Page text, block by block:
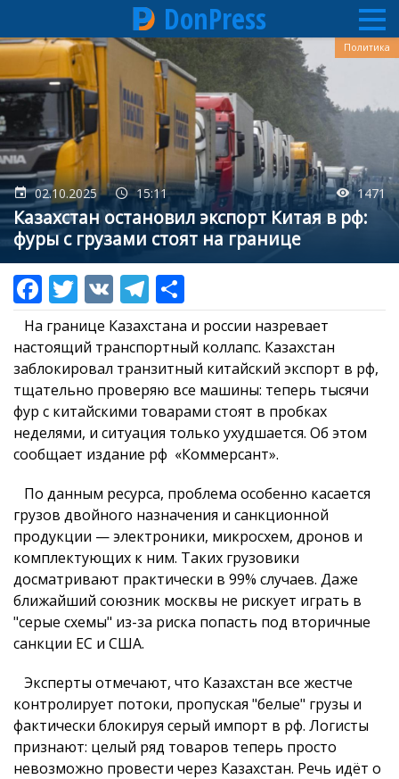
Перейти
к
основному
содержанию
DonPress
02.10.2025 15:11 1471
Казахстан остановил экспорт Китая в рф:
фуры с грузами стоят на границе
Политика
На границе Казахстана и россии назревает
настоящий транспортный коллапс. Казахстан
заблокировал транзитный китайский экспорт в рф,
тщательно проверяю все машины: теперь тысячи
фур с китайскими товарами стоят в пробках
неделями, и ситуация только ухудшается. Об этом
сообщает издание рф «Коммерсант».
По данным ресурса, проблема особенно касается
грузов двойного назначения и санкционной
продукции — электроники, микросхем, дронов и
комплектующих к ним. Таких грузовики
досматривают практически в 99% случаев. Даже
ближайший союзник москвы не рискует играть в
"серые схемы" из-за риска попасть под вторичные
санкции ЕС и США.
Эксперты отмечают, что Казахстан все жестче
контролирует потоки, пропуская "белые" грузы и
фактически блокируя серый импорт в рф. Логисты
признают: целый ряд товаров теперь просто
невозможно провести через Казахстан. Речь идёт о